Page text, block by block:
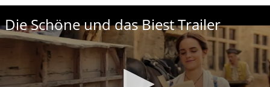
Die Schöne und das Biest Trailer